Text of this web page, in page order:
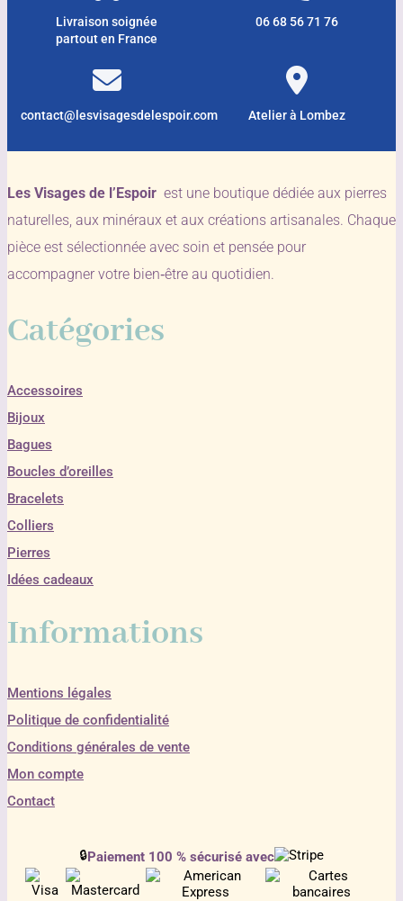
Livraison soignée
partout en France
06 68 56 71 76
contact@lesvisagesdelespoir.com Atelier à Lombez
Les Visages de l’Espoir est une boutique dédiée aux pierres
naturelles, aux minéraux et aux créations artisanales. Chaque
pièce est sélectionnée avec soin et pensée pour
accompagner votre bien‑être au quotidien.
Catégories
Accessoires
Bijoux
Bagues
Boucles d’oreilles
Bracelets
Colliers
Pierres
Idées cadeaux
Informations
Mentions légales
Politique de confidentialité
Conditions générales de vente
Mon compte
Contact
🔒Paiement 100 % sécurisé avec